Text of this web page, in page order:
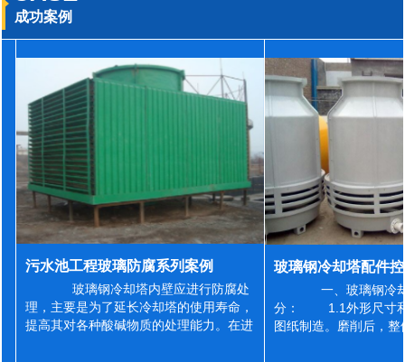
成功案例
污水池工程玻璃防腐系列案例
玻璃钢冷却塔内壁应进行防腐处
理，主要是为了延长冷却塔的使用寿命，
提高其对各种酸碱物质的处理能力。在进
一、玻璃钢冷
分： 1.1外形尺寸和
图纸制造。磨削后，